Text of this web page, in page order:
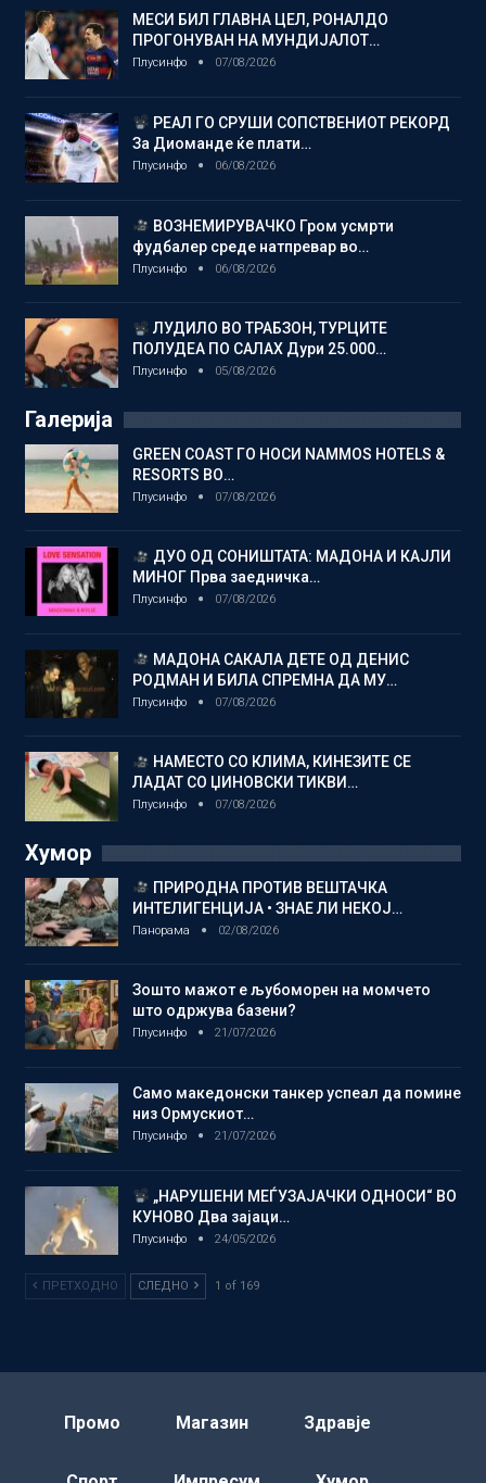
МЕСИ БИЛ ГЛАВНА ЦЕЛ, РОНАЛДО
ПРОГОНУВАН НА МУНДИЈАЛОТ…
Плусинфо 07/08/2026
РЕАЛ ГО СРУШИ СОПСТВЕНИОТ РЕКОРД
За Диоманде ќе плати…
Плусинфо 06/08/2026
ВОЗНЕМИРУВАЧКО Гром усмрти
фудбалер среде натпревар во…
Плусинфо 06/08/2026
ЛУДИЛО ВО ТРАБЗОН, ТУРЦИТЕ
ПОЛУДЕА ПО САЛАХ Дури 25.000…
Плусинфо 05/08/2026
Галерија
GREEN COAST ГО НОСИ NAMMOS HOTELS &
RESORTS ВО…
Плусинфо 07/08/2026
ДУО ОД СОНИШТАТА: МАДОНА И КАЈЛИ
МИНОГ Прва заедничка…
Плусинфо 07/08/2026
МАДОНА САКАЛА ДЕТЕ ОД ДЕНИС
РОДМАН И БИЛА СПРЕМНА ДА МУ…
Плусинфо 07/08/2026
НАМЕСТО СО КЛИМА, КИНЕЗИТЕ СЕ
ЛАДАТ СО ЏИНОВСКИ ТИКВИ…
Плусинфо 07/08/2026
Хумор
ПРИРОДНА ПРОТИВ ВЕШТАЧКА
ИНТЕЛИГЕНЦИЈА • ЗНАЕ ЛИ НЕКОЈ…
Панорама 02/08/2026
Зошто мажот е љубоморен на момчето
што одржува базени?
Плусинфо 21/07/2026
Само македонски танкер успеал да помине
низ Ормускиот…
Плусинфо 21/07/2026
„НАРУШЕНИ МЕЃУЗАЈАЧКИ ОДНОСИ“ ВО
КУНОВО Два зајаци…
Плусинфо 24/05/2026
ПРЕТХОДНО СЛЕДНО 1 of 169
Промо Магазин Здравје